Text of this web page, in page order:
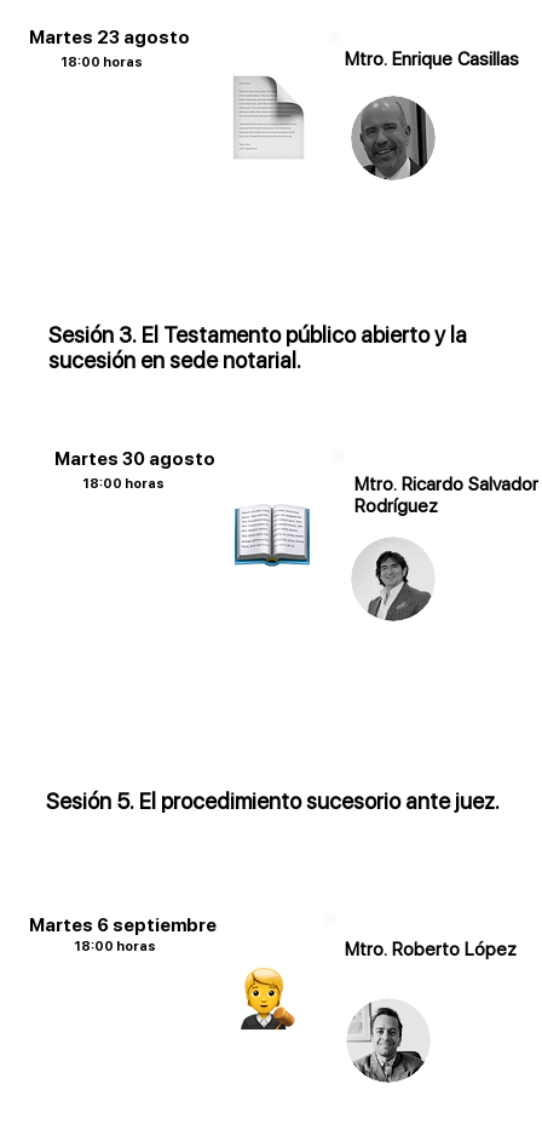
Martes 23 agosto
18:00 horas Mtro. Enrique Casillas
Sesión 3. El Testamento público abierto y la
sucesión en sede notarial.
Martes 30 agosto
18:00 horas
Mtro. Ricardo Salvador
Rodríguez
Sesión 5. El procedimiento sucesorio ante juez.
Martes 6 septiembre
18:00 horas Mtro. Roberto López